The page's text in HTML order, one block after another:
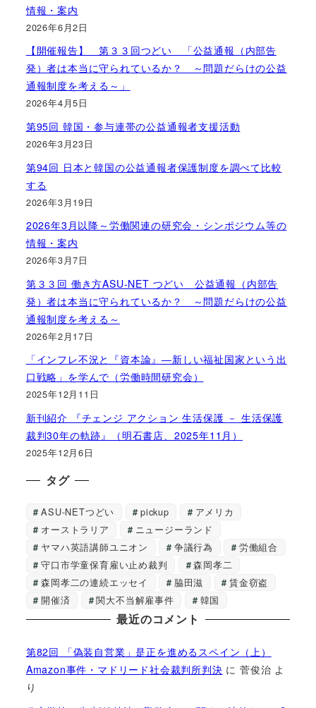
情報・案内
2026年6月2日
【開催報告】 第３３回つどい 「公益通報（内部告
発）者は本当に守られているか？ ～問題だらけの公益
通報制度を考える～」
2026年4月5日
第95回 韓国・参与連帯の公益通報者支援活動
2026年3月23日
第94回 日本と韓国の公益通報者保護制度を調べて比較
する
2026年3月19日
2026年3月以降～労働関連の研究会・シンポジウム等の
情報・案内
2026年3月7日
第３３回 働き方ASU-NET つどい 公益通報（内部告
発）者は本当に守られているか？ ～問題だらけの公益
通報制度を考える～
2026年2月17日
「インフレ不況と『資本論』―新しい福祉国家という出
口戦略」を学んで（労働時間研究会）
2025年12月11日
新刊紹介 『チェンジ アクション 生活保護 － 生活保護
裁判30年の軌跡』（明石書店、2025年11月）
2025年12月6日
タグ
ASU-NETつどい pickup
アメリカ
オーストラリア
ニュージーランド
ヤマハ英語講師ユニオン
争議行為
労働組合
守口市学童保育雇い止め裁判
森岡孝二
森岡孝二の連続エッセイ
脇田滋
賃金窃盗
開催済
関大不当解雇事件 韓国
最近のコメント
第82回 「偽装自営業」是正を進めるスペイン（上）
Amazon事件・マドリード社会裁判所判決 に菅俊治 よ
り